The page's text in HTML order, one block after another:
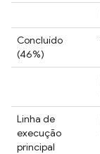
Concluído
(46%)
Linha de
execução
principal